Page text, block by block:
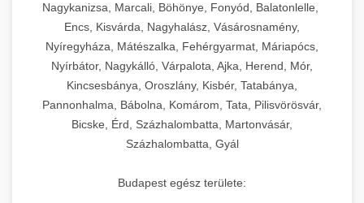
Nagykanizsa, Marcali, Böhönye, Fonyód, Balatonlelle,
Encs, Kisvárda, Nagyhalász, Vásárosnamény,
Nyíregyháza, Mátészalka, Fehérgyarmat, Máriapócs,
Nyírbátor, Nagykálló, Várpalota, Ajka, Herend, Mór,
Kincsesbánya, Oroszlány, Kisbér, Tatabánya,
Pannonhalma, Bábolna, Komárom, Tata, Pilisvörösvár,
Bicske, Érd, Százhalombatta, Martonvásár,
Százhalombatta, Gyál
Budapest egész területe: